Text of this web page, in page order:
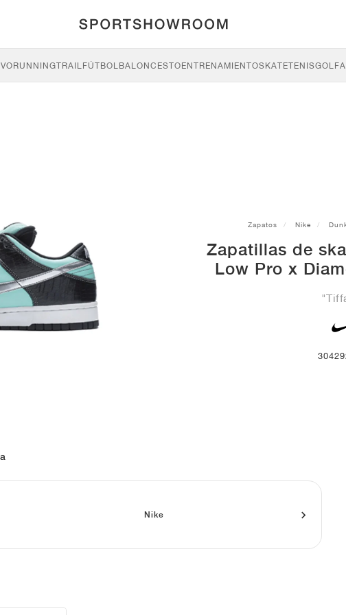
RUNNINGTRAILFÚTBOLBALONCESTOENTRENAMIENTOSKATETENISGOLF
Zapatos Nike
Zapatillas de
Low Pro x
Nike